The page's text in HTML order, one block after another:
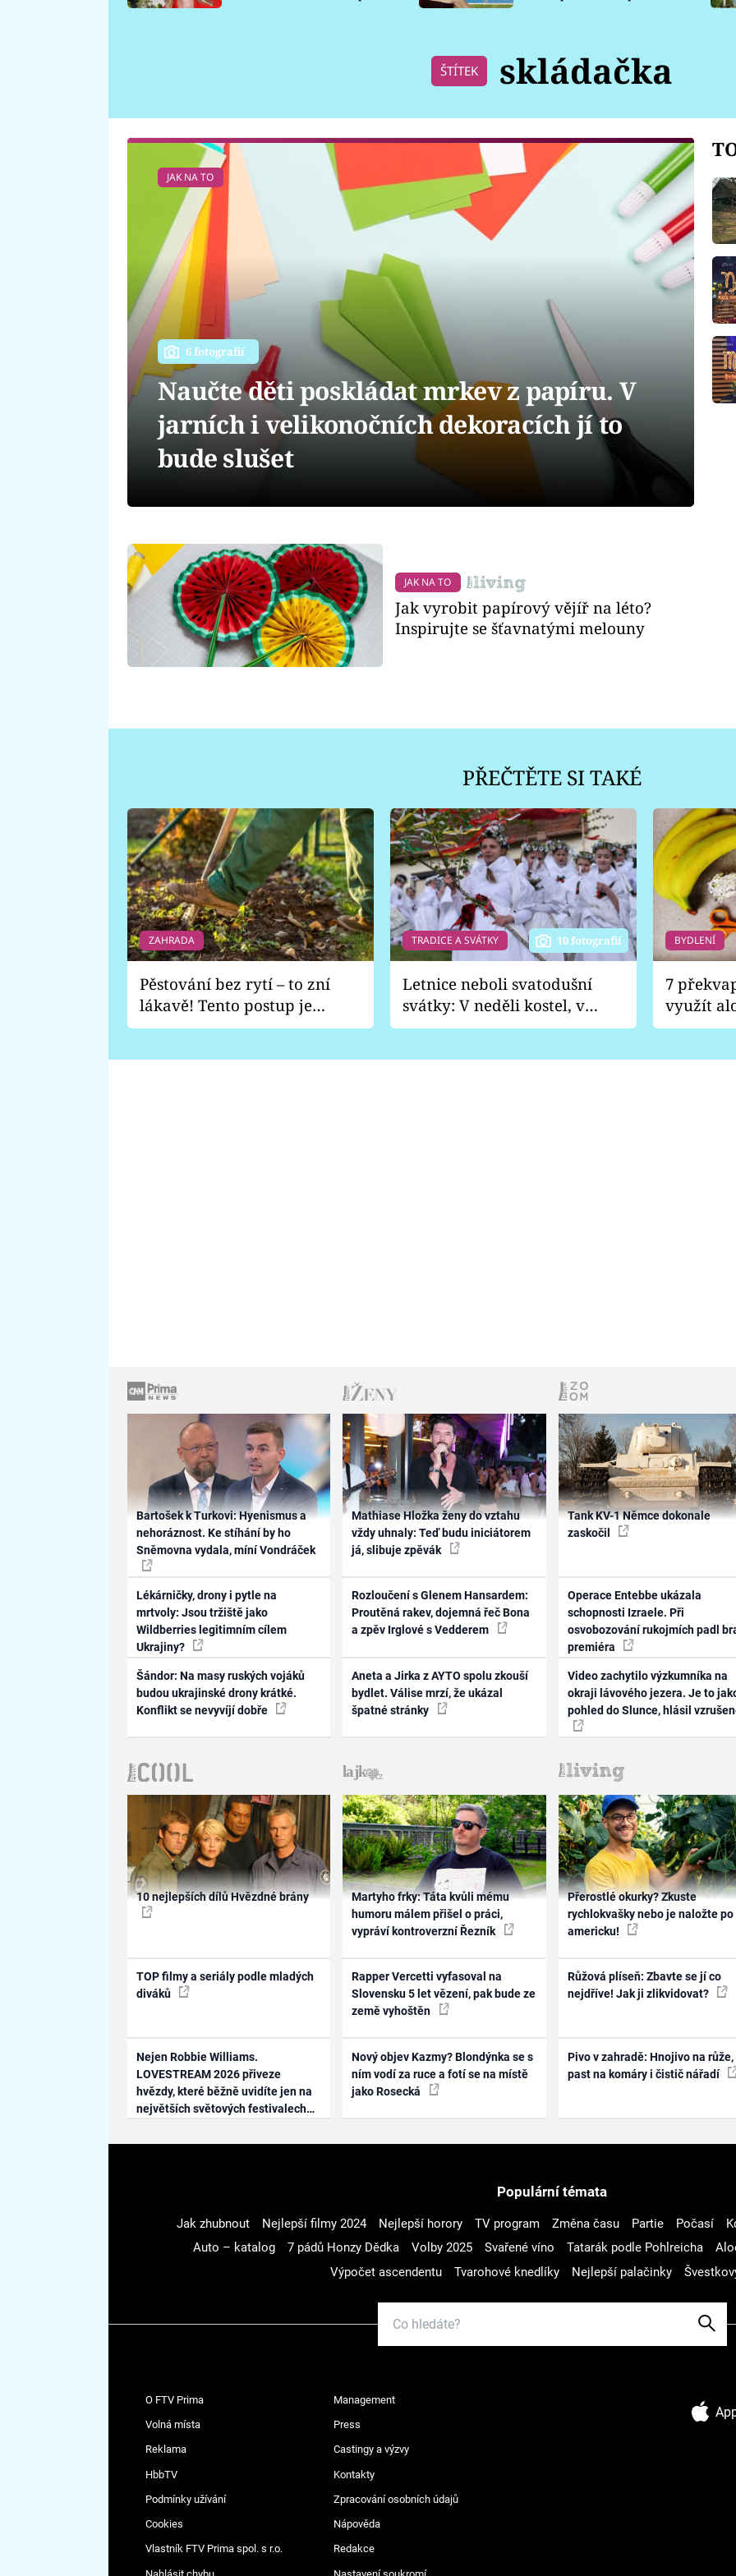
ŠTÍTEK skládačka
JAK NA TO
6 fotografií
Naučte děti poskládat mrkev z papíru. V
jarních i velikonočních dekoracích jí to
bude slušet
JAK NA TO
Jak vyrobit papírový vějíř na léto?
Inspirujte se šťavnatými melouny
PŘEČTĚTE SI TAKÉ
ZAHRADA
Pěstování bez rytí – to zní
lákavě! Tento postup je
vhodný jen pro některé
TRADICE A SVÁTKY 10 fotografií
Letnice neboli svatodušní
svátky: V neděli kostel, v
pondělí zábava
BYDLENÍ
7
využít
Bartošek k Turkovi: Hyenismus a
nehoráznost. Ke stíhání by ho
Sněmovna vydala, míní Vondráček
Lékárničky, drony i pytle na
mrtvoly: Jsou tržiště jako
Wildberries legitimním cílem
Ukrajiny?
Šándor: Na masy ruských vojáků
budou ukrajinské drony krátké.
Konflikt se nevyvíjí dobře
Mathiase Hložka ženy do vztahu
vždy uhnaly: Teď budu iniciátorem
já, slibuje zpěvák
Rozloučení s Glenem Hansardem:
Proutěná rakev, dojemná řeč Bona
a zpěv Irglové s Vedderem
Aneta a Jirka z AYTO spolu zkouší
bydlet. Válise mrzí, že ukázal
špatné stránky
Tank KV-1 Němce dokonale
zaskočil
Operace Entebbe ukázala
schopnosti Izraele. Při
osvobozování rukojmích padl
premiéra
Video zachytilo výzkumníka na
okraji lávového jezera. Je to
pohled do Slunce, hlásil
10 nejlepších dílů Hvězdné brány
TOP filmy a seriály podle mladých
diváků
Nejen Robbie Williams.
LOVESTREAM 2026 přiveze
hvězdy, které běžně uvidíte jen na
největších světových festivalech
Martyho frky: Táta kvůli mému
humoru málem přišel o práci,
vypráví kontroverzní Řezník
Rapper Vercetti vyfasoval na
Slovensku 5 let vězení, pak bude ze
země vyhoštěn
Nový objev Kazmy? Blondýnka se s
ním vodí za ruce a fotí se na místě
jako Rosecká
Přerostlé okurky? Zkuste
rychlokvašky nebo je naložte po
americku!
Růžová plíseň: Zbavte se jí co
nejdříve! Jak ji zlikvidovat?
Pivo v zahradě: Hnojivo na růže,
past na komáry i čistič nářadí
Populární témata
Jak zhubnout Nejlepší filmy 2024 Nejlepší horory TV program Změna času Partie Počasí
Auto – katalog
7 pádů Honzy Dědka Volby 2025 Svařené víno Tatarák podle Pohlreicha
Výpočet ascendentu
Tvarohové knedlíky Nejlepší palačinky
O FTV Prima Management
Volná místa Press
Reklama Castingy a výzvy
HbbTV Kontakty
Podmínky užívání Zpracování osobních údajů
Cookies Nápověda
Vlastník FTV Prima spol. s r.o. Redakce